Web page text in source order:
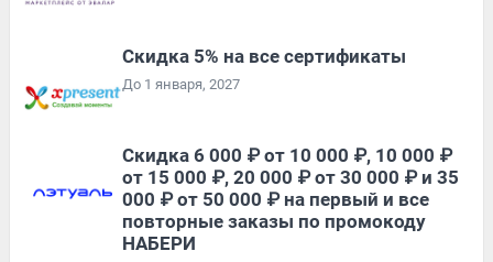
Скидка 5% на все сертификаты
До 1 января, 2027
Скидка 6 000 ₽ от 10 000 ₽, 10 000 ₽
от 15 000 ₽, 20 000 ₽ от 30 000 ₽ и 35
000 ₽ от 50 000 ₽ на первый и все
повторные заказы по промокоду
НАБЕРИ